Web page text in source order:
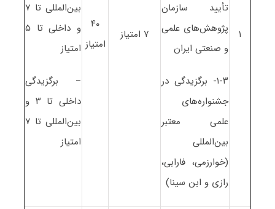
۱
تأیید سازمان
پژوهش‌های علمی
و صنعتی ایران
۱-۳- برگزیدگی در
جشنواره‌های
علمی معتبر
بین‌المللی
(خوارزمی، فارابی،
رازی و ابن سینا)
۷ امتیاز
۴۰
امتیاز
بین‌المللی تا ۷
و داخلی تا ۵
امتیاز
– برگزیدگی
داخلی تا ۳ و
بین‌المللی تا ۷
امتیاز